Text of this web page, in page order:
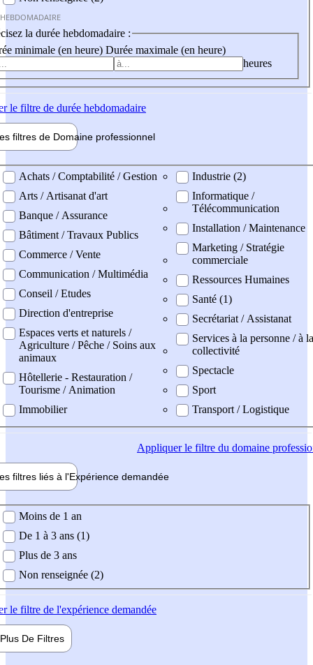
la durée hebdomadaire :
minimale (en heure) Durée maximale (en heure)
heures
le filtre de durée hebdomadaire
filtres de Domaine professionnel
professionel
Achats / Comptabilité / Gestion
Arts / Artisanat d'art
Banque / Assurance
Bâtiment / Travaux Publics
Commerce / Vente
Communication / Multimédia
Conseil / Etudes
Direction d'entreprise
Espaces verts et naturels /
Agriculture / Pêche / Soins aux
animaux
Hôtellerie - Restauration /
Tourisme / Animation
Immobilier
Industrie (2)
Informatique /
Télécommunication
Installation / Maintenance
Marketing / Stratégie
commerciale
Ressources Humaines
Santé (1)
Secrétariat / Assistanat
Services à la personne / à la
collectivité
Spectacle
Sport
Transport / Logistique
Appliquerle filtre du domaine
filtres liés à l'Expérience demandée
demandée
Moins de 1 an
De 1 à 3 ans (1)
Plus de 3 ans
Non renseignée (2)
le filtre de l'expérience demandée
Plus De Filtres